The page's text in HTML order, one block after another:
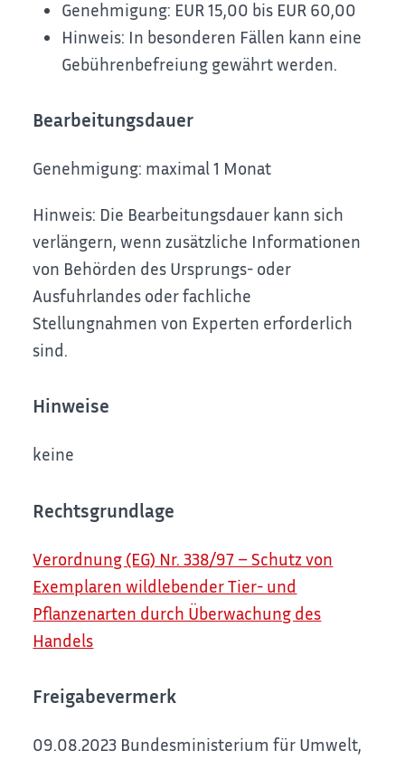
Genehmigung: EUR 15,00 bis EUR 60,00
Hinweis: In besonderen Fällen kann eine
Gebührenbefreiung gewährt werden.
Bearbeitungsdauer
Genehmigung: maximal 1 Monat
Hinweis: Die Bearbeitungsdauer kann sich
verlängern, wenn zusätzliche Informationen
von Behörden des Ursprungs- oder
Ausfuhrlandes oder fachliche
Stellungnahmen von Experten erforderlich
sind.
Hinweise
keine
Rechtsgrundlage
Verordnung (EG) Nr. 338/97 – Schutz von
Exemplaren wildlebender Tier- und
Pflanzenarten durch Überwachung des
Handels
Freigabevermerk
09.08.2023 Bundesministerium für Umwelt,